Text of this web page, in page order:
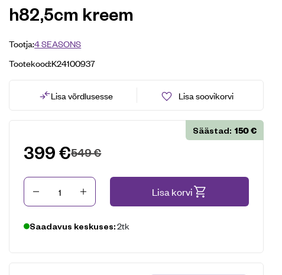
h82,5cm kreem
Tootja:4 SEASONS
Tootekood:K24100937
Lisa võrdlusesse Lisa soovikorvi
399€549€
Säästad: 150€
Kogus Lisa korvi
Saadavus keskuses:2tk